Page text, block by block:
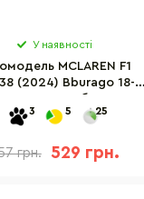
У наявності
MCLAREN F1
(2024) Bburago 18-
3 5 25
грн. 529 грн.